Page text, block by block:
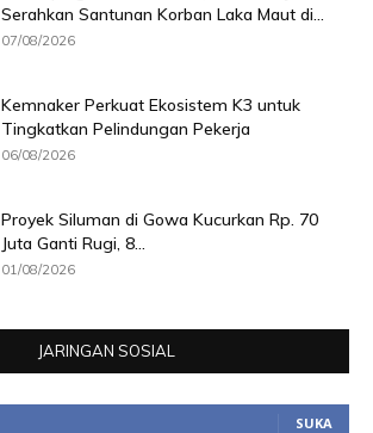
Serahkan Santunan Korban Laka Maut di...
07/08/2026
Kemnaker Perkuat Ekosistem K3 untuk
Tingkatkan Pelindungan Pekerja
06/08/2026
Proyek Siluman di Gowa Kucurkan Rp. 70
Juta Ganti Rugi, 8...
01/08/2026
JARINGAN SOSIAL
SUKA